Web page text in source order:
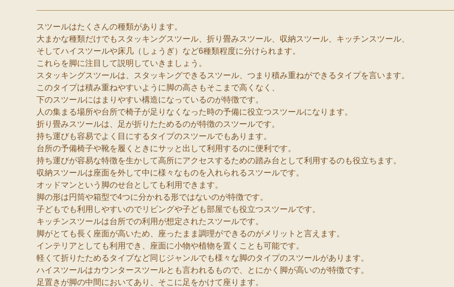
スツールはたくさんの種類があります。
大まかな種類だけでもスタッキングスツール、折り畳みスツール、収納スツール、キッチンスツール、
そしてハイスツールや床几（しょうぎ）など6種類程度に分けられます。
これらを脚に注目して説明していきましょう。
スタッキングスツールは、スタッキングできるスツール、つまり積み重ねができるタイプを言います。
このタイプは積み重ねやすいように脚の高さもそこまで高くなく、
下のスツールにはまりやすい構造になっているのが特徴です。
人の集まる場所や台所で椅子が足りなくなった時の予備に役立つスツールになります。
折り畳みスツールは、足が折りたためるのが特徴のスツールです。
持ち運びも容易でよく目にするタイプのスツールでもあります。
台所の予備椅子や靴を履くときにサッと出して利用するのに便利です。
持ち運びが容易な特徴を生かして高所にアクセスするための踏み台として利用するのも役立ちます。
収納スツールは座面を外して中に様々なものを入れられるスツールです。
オッドマンという脚のせ台としても利用できます。
脚の形は円筒や箱型で4つに分かれる形ではないのが特徴です。
子どもでも利用しやすいのでリビングや子ども部屋でも役立つスツールです。
キッチンスツールは台所での利用が想定されたスツールです。
脚がとても長く座面が高いため、座ったまま調理ができるのがメリットと言えます。
インテリアとしても利用でき、座面に小物や植物を置くことも可能です。
軽くて折りたためるタイプなど同じジャンルでも様々な脚のタイプのスツールがあります。
ハイスツールはカウンタースツールとも言われるもので、とにかく脚が高いのが特徴です。
足置きが脚の中間においてあり、そこに足をかけて座ります。